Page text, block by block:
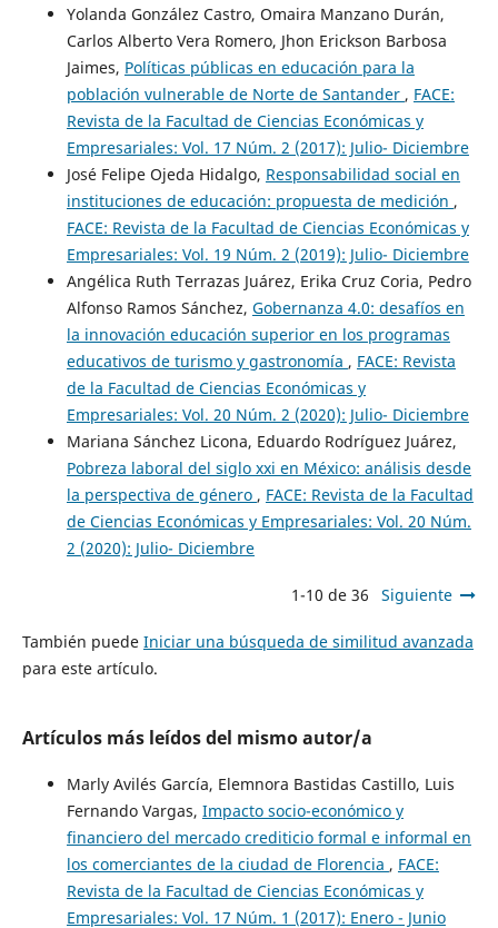
Yolanda González Castro, Omaira Manzano Durán,
Carlos Alberto Vera Romero, Jhon Erickson Barbosa
Jaimes, Políticas públicas en educación para la
población vulnerable de Norte de Santander , FACE:
Revista de la Facultad de Ciencias Económicas y
Empresariales: Vol. 17 Núm. 2 (2017): Julio- Diciembre
José Felipe Ojeda Hidalgo, Responsabilidad social en
instituciones de educación: propuesta de medición ,
FACE: Revista de la Facultad de Ciencias Económicas y
Empresariales: Vol. 19 Núm. 2 (2019): Julio- Diciembre
Angélica Ruth Terrazas Juárez, Erika Cruz Coria, Pedro
Alfonso Ramos Sánchez, Gobernanza 4.0: desafíos en
la innovación educación superior en los programas
educativos de turismo y gastronomía , FACE: Revista
de la Facultad de Ciencias Económicas y
Empresariales: Vol. 20 Núm. 2 (2020): Julio- Diciembre
Mariana Sánchez Licona, Eduardo Rodríguez Juárez,
Pobreza laboral del siglo xxi en México: análisis desde
la perspectiva de género , FACE: Revista de la Facultad
de Ciencias Económicas y Empresariales: Vol. 20 Núm.
2 (2020): Julio- Diciembre
1-10 de 36 Siguiente
También puede Iniciar una búsqueda de similitud avanzada
para este artículo.
Artículos más leídos del mismo autor/a
Marly Avilés García, Elemnora Bastidas Castillo, Luis
Fernando Vargas, Impacto socio-económico y
financiero del mercado crediticio formal e informal en
los comerciantes de la ciudad de Florencia , FACE:
Revista de la Facultad de Ciencias Económicas y
Empresariales: Vol. 17 Núm. 1 (2017): Enero - Junio